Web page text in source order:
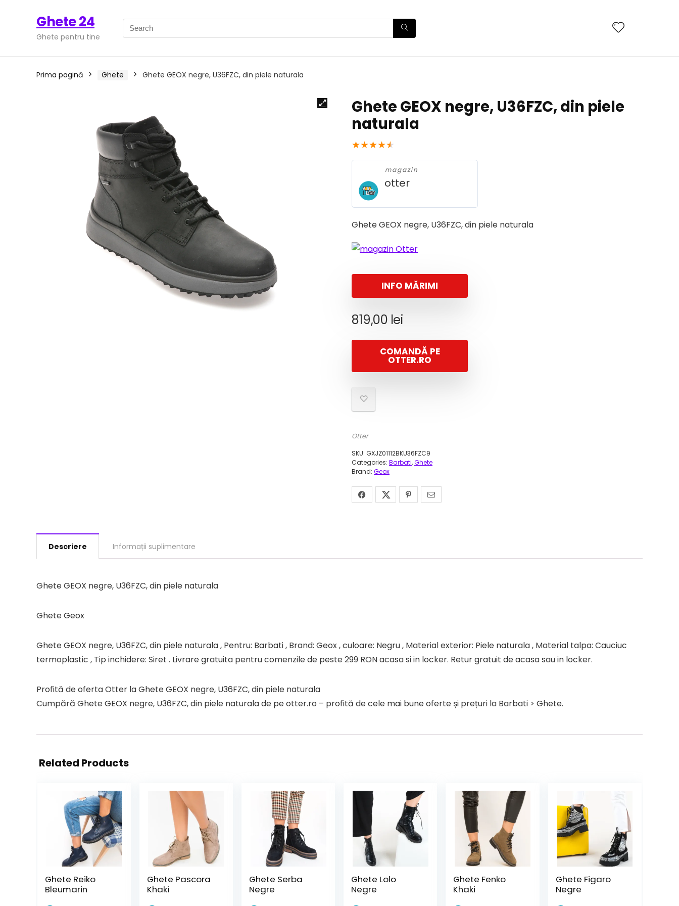
Ghete 24
Ghete pentru tine
Prima pagină Ghete Ghete GEOX negre, U36FZC, din piele naturala
Ghete GEOX negre, U36FZC, din piele
naturala
★★★★★
magazin
otter
Ghete GEOX negre, U36FZC, din piele naturala
INFO MĂRIMI
819,00 lei
COMANDĂ PE
OTTER.RO
Otter
SKU: GXJZ01112BKU36FZC9
Categories: Barbati,Ghete
Brand: Geox
Descriere Informații suplimentare
Ghete GEOX negre, U36FZC, din piele naturala
Ghete Geox
Ghete GEOX negre, U36FZC, din piele naturala , Pentru: Barbati , Brand: Geox , culoare: Negru , Material exterior: Piele naturala , Material talpa: Cauciuc
termoplastic , Tip inchidere: Siret . Livrare gratuita pentru comenzile de peste 299 RON acasa si in locker. Retur gratuit de acasa sau in locker.
Profită de oferta Otter la Ghete GEOX negre, U36FZC, din piele naturala
Cumpără Ghete GEOX negre, U36FZC, din piele naturala de pe otter.ro – profită de cele mai bune oferte și prețuri la Barbati > Ghete.
Related Products
Ghete Reiko
Bleumarin
Ghete Pascora
Khaki
Ghete Serba
Negre
Ghete Lolo
Negre
Ghete Fenko
Khaki
Ghete Figaro
Negre